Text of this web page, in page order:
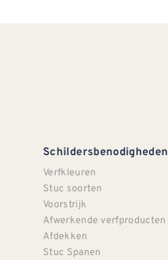
Schildersbenodigheden
Verfkleuren
Stuc soorten
Voorstrijk
Afwerkende verfproducten
Afdekken
Stuc Spanen